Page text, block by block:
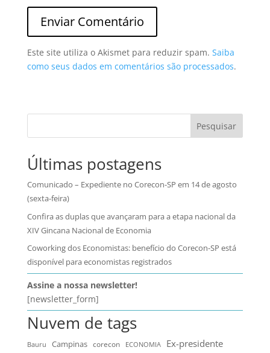
Este site utiliza o Akismet para reduzir spam. Saiba
como seus dados em comentários são processados.
Pesquisar
Últimas postagens
Comunicado – Expediente no Corecon-SP em 14 de agosto
(sexta-feira)
Confira as duplas que avançaram para a etapa nacional da
XIV Gincana Nacional de Economia
Coworking dos Economistas: benefício do Corecon-SP está
disponível para economistas registrados
Assine a nossa newsletter!
[newsletter_form]
Nuvem de tags
Bauru Campinas corecon ECONOMIA Ex-presidente